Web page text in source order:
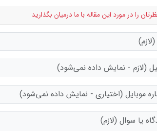
را در مورد این مقاله با ما درمیان بگذارید